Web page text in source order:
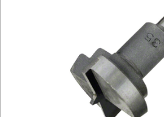
WARSZTATOWE